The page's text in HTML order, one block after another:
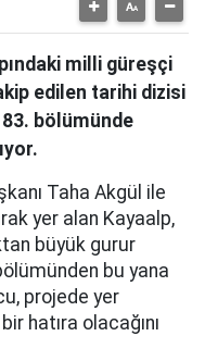
milli güreşçi
edilen tarihi dizisi
83. bölümünde
Taha Akgül ile
yer alan Kayaalp,
büyük gurur
bu yana
projede yer
hatıra olacağını